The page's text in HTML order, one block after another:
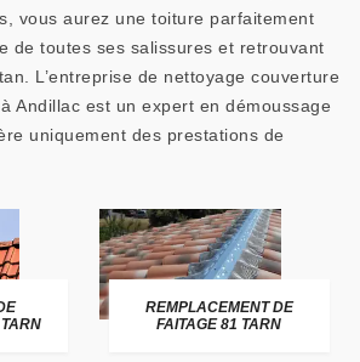
vous aurez une toiture parfaitement
de toutes ses salissures et retrouvant
L’entreprise de nettoyage couverture
Andillac est un expert en démoussage
uniquement des prestations de
REMPLACEMENT DE
FAITAGE 81 TARN